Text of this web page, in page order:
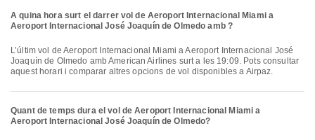
A quina hora surt el darrer vol de Aeroport Internacional Miami a
Aeroport Internacional José Joaquín de Olmedo amb ?
L’últim vol de Aeroport Internacional Miami a Aeroport Internacional José
Joaquín de Olmedo amb American Airlines surt a les 19:09. Pots consultar
aquest horari i comparar altres opcions de vol disponibles a Airpaz.
Quant de temps dura el vol de Aeroport Internacional Miami a
Aeroport Internacional José Joaquín de Olmedo?